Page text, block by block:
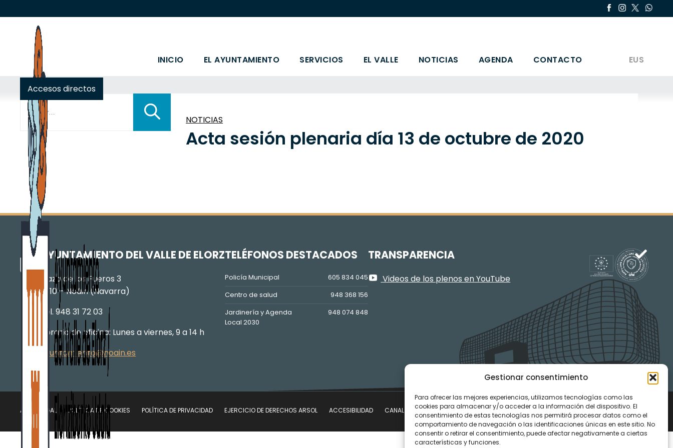
Gestionar consentimiento
Para ofrecer las mejores experiencias, utilizamos tecnologías como las
cookies para almacenar y/o acceder a la información del dispositivo. El
consentimiento de estas tecnologías nos permitirá procesar datos como el
comportamiento de navegación o las identificaciones únicas en este sitio. No
consentir o retirar el consentimiento, puede afectar negativamente a ciertas
características y funciones.
INICIO EL AYUNTAMIENTO SERVICIOS EL VALLE NOTICIAS AGENDA CONTACTO EUS
Accesos directos
Buscar:
NOTICIAS
Acta sesión plenaria día 13 de octubre de 2020
AYUNTAMIENTO DEL VALLE DE ELORZ
Plaza de los Fueros 3
31110 – Noáin (Navarra)
Tel. 948 31 72 03
Horario de oficina: Lunes a viernes, 9 a 14 h
ayuntamiento@noain.es
TELÉFONOS DESTACADOS
Policía Municipal
605 834 045
Centro de salud
948 368 156
Jardinería y Agenda
Local 2030
948 074 848
TRANSPARENCIA
Videos de los plenos en YouTube
AVISO LEGAL POLÍTICA DE COOKIES POLÍTICA DE PRIVACIDAD EJERCICIO DE DERECHOS ARSOL ACCESIBILIDAD CANAL DE DENUNCIAS